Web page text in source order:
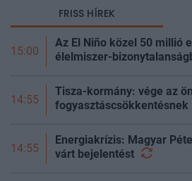
FRISS HÍREK
15:00
Az El Niño közel 50 millió
élelmiszer-
14:55
Tisza-kormány: vége az
fogyasztáscsökkentésnek
14:55
Energiakrízis: Magyar
várt bejelentést